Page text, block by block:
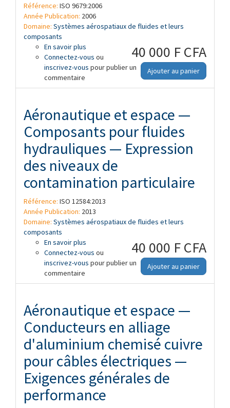
Référence: ISO 9679:2006
Année Publication: 2006
Domaine: Systèmes aérospatiaux de fluides et leurs
composants
40 000 F CFA
Ajouter au panier
En savoir plus à propos de Aéronautique et espace —
Colliers pour systèmes de fluides —
Méthodes d'essai
Connectez-vous ou
inscrivez-vous pour publier un
commentaire
Aéronautique et espace —
Composants pour fluides
hydrauliques — Expression
des niveaux de
contamination particulaire
Référence: ISO 12584:2013
Année Publication: 2013
Domaine: Systèmes aérospatiaux de fluides et leurs
composants
40 000 F CFA
Ajouter au panier
En savoir plus à propos de Aéronautique et espace —
Composants pour fluides hydrauliques —
Expression des niveaux de contamination
Connectez-vous ou
inscrivez-vous pour publier un
commentaire
Aéronautique et espace —
Conducteurs en alliage
d'aluminium chemisé cuivre
pour câbles électriques —
Exigences générales de
performance